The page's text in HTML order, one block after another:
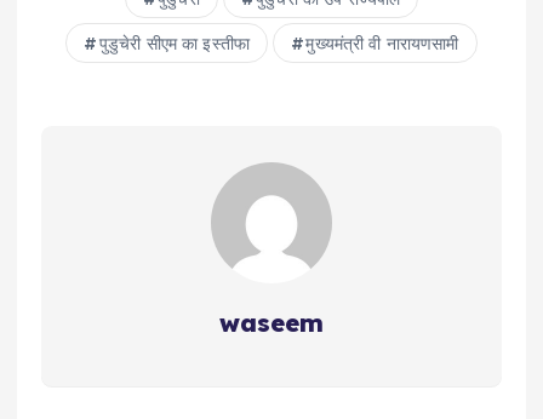
पुडुचेरी सीएम का इस्‍तीफा मुख्‍यमंत्री वी नारायणसामी
waseem